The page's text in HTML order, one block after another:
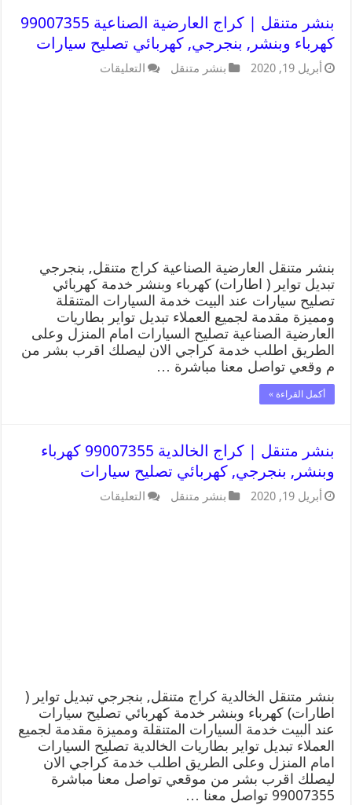
بنشر متنقل | كراج العارضية الصناعية 99007355
كهرباء وبنشر, بنجرجي, كهربائي تصليح سيارات
أبريل 19, 2020 بنشر متنقل التعليقات
بنشر متنقل العارضية الصناعية كراج متنقل, بنجرجي
تبديل تواير ( اطارات) كهرباء وبنشر خدمة كهربائي
تصليح سيارات عند البيت خدمة السيارات المتنقلة
ومميزة مقدمة لجميع العملاء تبديل تواير بطاريات
العارضية الصناعية تصليح السيارات امام المنزل وعلى
الطريق اطلب خدمة كراجي الان ليصلك اقرب بشر من
م وقعي تواصل معنا مباشرة …
أكمل القراءة »
بنشر متنقل | كراج الخالدية 99007355 كهرباء
وبنشر, بنجرجي, كهربائي تصليح سيارات
أبريل 19, 2020 بنشر متنقل التعليقات
بنشر متنقل الخالدية كراج متنقل, بنجرجي تبديل تواير (
اطارات) كهرباء وبنشر خدمة كهربائي تصليح سيارات
عند البيت خدمة السيارات المتنقلة ومميزة مقدمة لجميع
العملاء تبديل تواير بطاريات الخالدية تصليح السيارات
امام المنزل وعلى الطريق اطلب خدمة كراجي الان
ليصلك اقرب بشر من موقعي تواصل معنا مباشرة
99007355 تواصل معنا …